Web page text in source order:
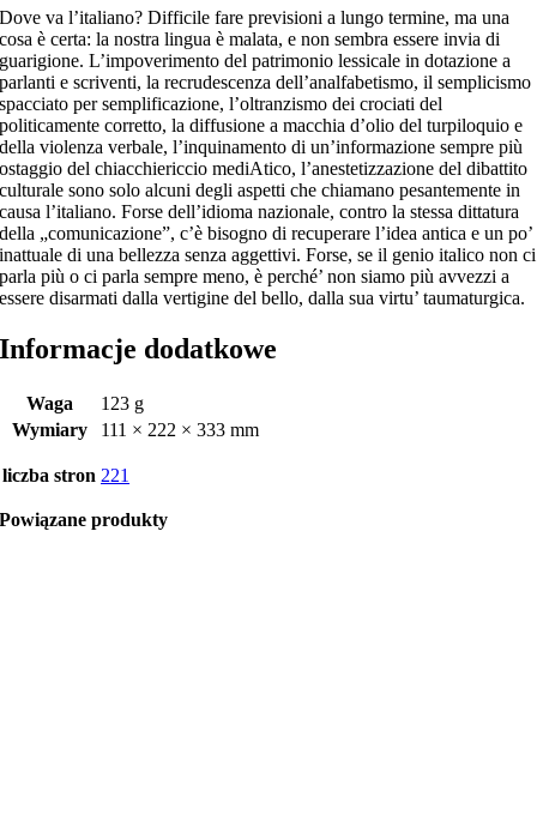
Dove va l’italiano? Difficile fare previsioni a lungo termine, ma una
cosa è certa: la nostra lingua è malata, e non sembra essere invia di
guarigione. L’impoverimento del patrimonio lessicale in dotazione a
parlanti e scriventi, la recrudescenza dell’analfabetismo, il semplicismo
spacciato per semplificazione, l’oltranzismo dei crociati del
politicamente corretto, la diffusione a macchia d’olio del turpiloquio e
della violenza verbale, l’inquinamento di un’informazione sempre più
ostaggio del chiacchiericcio mediAtico, l’anestetizzazione del dibattito
culturale sono solo alcuni degli aspetti che chiamano pesantemente in
causa l’italiano. Forse dell’idioma nazionale, contro la stessa dittatura
della „comunicazione”, c’è bisogno di recuperare l’idea antica e un po’
inattuale di una bellezza senza aggettivi. Forse, se il genio italico non ci
parla più o ci parla sempre meno, è perché’ non siamo più avvezzi a
essere disarmati dalla vertigine del bello, dalla sua virtu’ taumaturgica.
Informacje dodatkowe
Waga
123 g
Wymiary
111 × 222 × 333 mm
liczba stron 221
Powiązane produkty